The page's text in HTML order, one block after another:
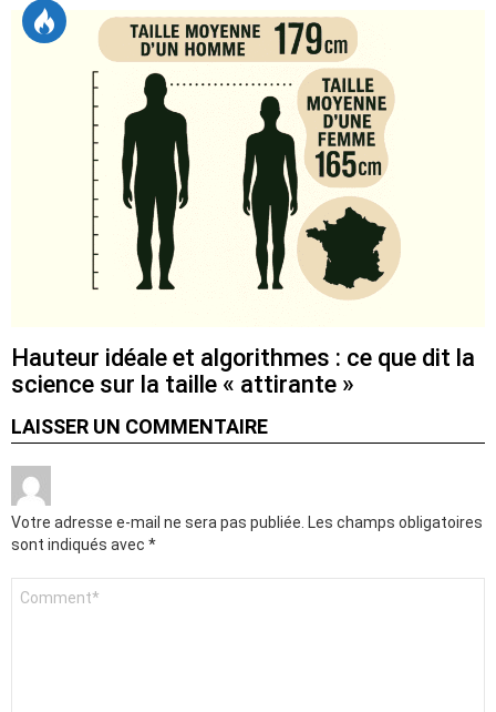
Hauteur idéale et algorithmes : ce que dit la
science sur la taille « attirante »
LAISSER UN COMMENTAIRE
Votre adresse e-mail ne sera pas publiée. Les champs obligatoires
sont indiqués avec *